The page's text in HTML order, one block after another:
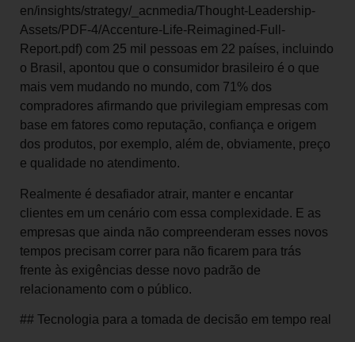
en/insights/strategy/_acnmedia/Thought-Leadership-
Assets/PDF-4/Accenture-Life-Reimagined-Full-
Report.pdf) com 25 mil pessoas em 22 países, incluindo
o Brasil, apontou que o consumidor brasileiro é o que
mais vem mudando no mundo, com 71% dos
compradores afirmando que privilegiam empresas com
base em fatores como reputação, confiança e origem
dos produtos, por exemplo, além de, obviamente, preço
e qualidade no atendimento.
Realmente é desafiador atrair, manter e encantar
clientes em um cenário com essa complexidade. E as
empresas que ainda não compreenderam esses novos
tempos precisam correr para não ficarem para trás
frente às exigências desse novo padrão de
relacionamento com o público.
## Tecnologia para a tomada de decisão em tempo real